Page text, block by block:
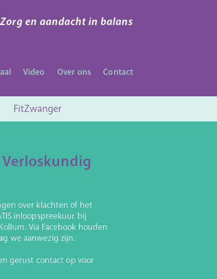
Zorg en aandacht in balans
Video Over ons Contact
FitZwanger
over klachten of het
inloopspreekuur bij
Via Facebook houden
we aanwezig zijn.
gerust contact op voor